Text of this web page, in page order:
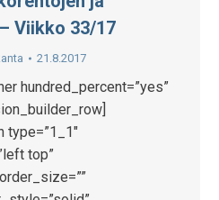
Viikko 33/17
21.8.2017
hundred_percent=”yes”
type=”1_1″
top”